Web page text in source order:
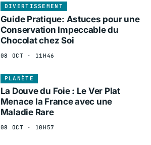
DIVERTISSEMENT
Guide Pratique: Astuces pour une
Conservation Impeccable du
Chocolat chez Soi
08 OCT · 11H46
PLANÈTE
La Douve du Foie : Le Ver Plat
Menace la France avec une
Maladie Rare
08 OCT · 10H57